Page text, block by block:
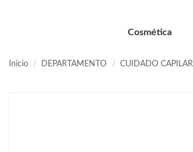
Cosmética
Inicio DEPARTAMENTO CUIDADO CAPILAR